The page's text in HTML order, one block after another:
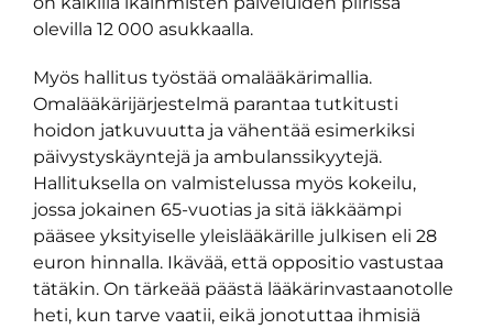
olevilla 12 000 asukkaalla.
Myös hallitus työstää omalääkärimallia.
Omalääkärijärjestelmä parantaa tutkitusti
hoidon jatkuvuutta ja vähentää esimerkiksi
päivystyskäyntejä ja ambulanssikyytejä.
Hallituksella on valmistelussa myös kokeilu,
jossa jokainen 65-vuotias ja sitä iäkkäämpi
pääsee yksityiselle yleislääkärille julkisen eli 28
euron hinnalla. Ikävää, että oppositio vastustaa
tätäkin. On tärkeää päästä lääkärinvastaanotolle
heti, kun tarve vaatii, eikä jonotuttaa ihmisiä